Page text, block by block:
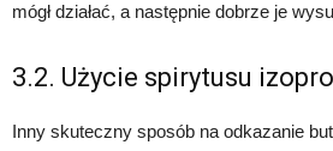
mógł działać, a następnie dobrze je
3.2. Użycie spirytusu
Inny skuteczny sposób na odkazanie